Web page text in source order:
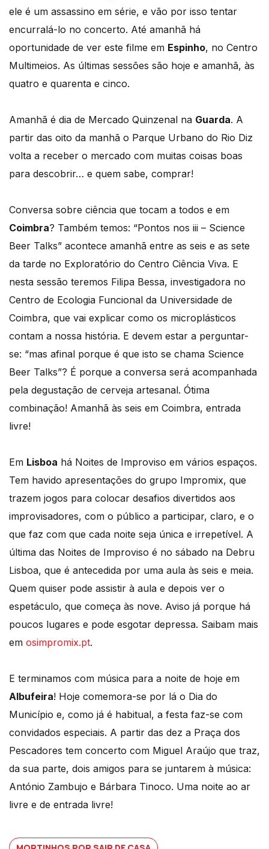
ele é um assassino em série, e vão por isso tentar
encurralá-lo no concerto. Até amanhã há
oportunidade de ver este filme em Espinho, no Centro
Multimeios. As últimas sessões são hoje e amanhã, às
quatro e quarenta e cinco.
Amanhã é dia de Mercado Quinzenal na Guarda. A
partir das oito da manhã o Parque Urbano do Rio Diz
volta a receber o mercado com muitas coisas boas
para descobrir… e quem sabe, comprar!
Conversa sobre ciência que tocam a todos e em
Coimbra? Também temos: “Pontos nos iii – Science
Beer Talks” acontece amanhã entre as seis e as sete
da tarde no Exploratório do Centro Ciência Viva. E
nesta sessão teremos Filipa Bessa, investigadora no
Centro de Ecologia Funcional da Universidade de
Coimbra, que vai explicar como os microplásticos
contam a nossa história. E devem estar a perguntar-
se: “mas afinal porque é que isto se chama Science
Beer Talks”? É porque a conversa será acompanhada
pela degustação de cerveja artesanal. Ótima
combinação! Amanhã às seis em Coimbra, entrada
livre!
Em Lisboa há Noites de Improviso em vários espaços.
Tem havido apresentações do grupo Impromix, que
trazem jogos para colocar desafios divertidos aos
improvisadores, com o público a participar, claro, e o
que faz com que cada noite seja única e irrepetível. A
última das Noites de Improviso é no sábado na Debru
Lisboa, que é antecedida por uma aula às seis e meia.
Quem quiser pode assistir à aula e depois ver o
espetáculo, que começa às nove. Aviso já porque há
poucos lugares e pode esgotar depressa. Saibam mais
em osimpromix.pt.
E terminamos com música para a noite de hoje em
Albufeira! Hoje comemora-se por lá o Dia do
Município e, como já é habitual, a festa faz-se com
convidados especiais. A partir das dez a Praça dos
Pescadores tem concerto com Miguel Araújo que traz,
da sua parte, dois amigos para se juntarem à música:
António Zambujo e Bárbara Tinoco. Uma noite ao ar
livre e de entrada livre!